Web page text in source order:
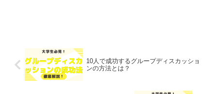
10人で成功するグループディスカッショ
ンの方法とは？